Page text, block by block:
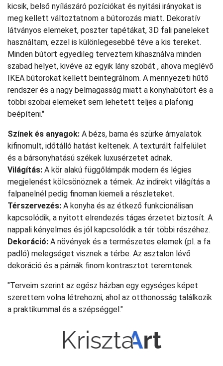
kicsik, belső nyílászáró pozíciókat és nyitási irányokat is
meg kellett változtatnom a bútorozás miatt. Dekoratív
látványos elemeket, poszter tapétákat, 3D fali paneleket
használtam, ezzel is különlegesebbé téve a kis tereket.
Minden bútort egyedileg terveztem kihasználva minden
szabad helyet, kivéve az egyik lány szobát , ahova meglévő
IKEA bútorokat kellett beintegrálnom. A mennyezeti hűtő
rendszer és a nagy belmagasság miatt a konyhabútort és a
többi szobai elemeket sem lehetett teljes a plafonig
beépíteni."
Színek és anyagok: A bézs, barna és szürke árnyalatok
kifinomult, időtálló hatást keltenek. A texturált falfelület
és a bársonyhatású székek luxusérzetet adnak.
Világítás: A kör alakú függőlámpák modern és légies
megjelenést kölcsönöznek a térnek. Az indirekt világítás a
falpanelnél pedig finoman kiemeli a részleteket.
Térszervezés: A konyha és az étkező funkcionálisan
kapcsolódik, a nyitott elrendezés tágas érzetet biztosít. A
nappali kényelmes és jól kapcsolódik a tér többi részéhez.
Dekoráció: A növények és a természetes elemek (pl. a fa
padló) melegséget visznek a térbe. Az asztalon lévő
dekoráció és a párnák finom kontrasztot teremtenek.
"Terveim szerint az egész házban egy egységes képet
szerettem volna létrehozni, ahol az otthonosság találkozik
a praktikummal és a szépséggel."